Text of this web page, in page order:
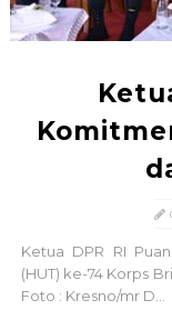
Ketua DPR RI
(HUT) ke-74 Korps
Foto : Kresno/mr D...